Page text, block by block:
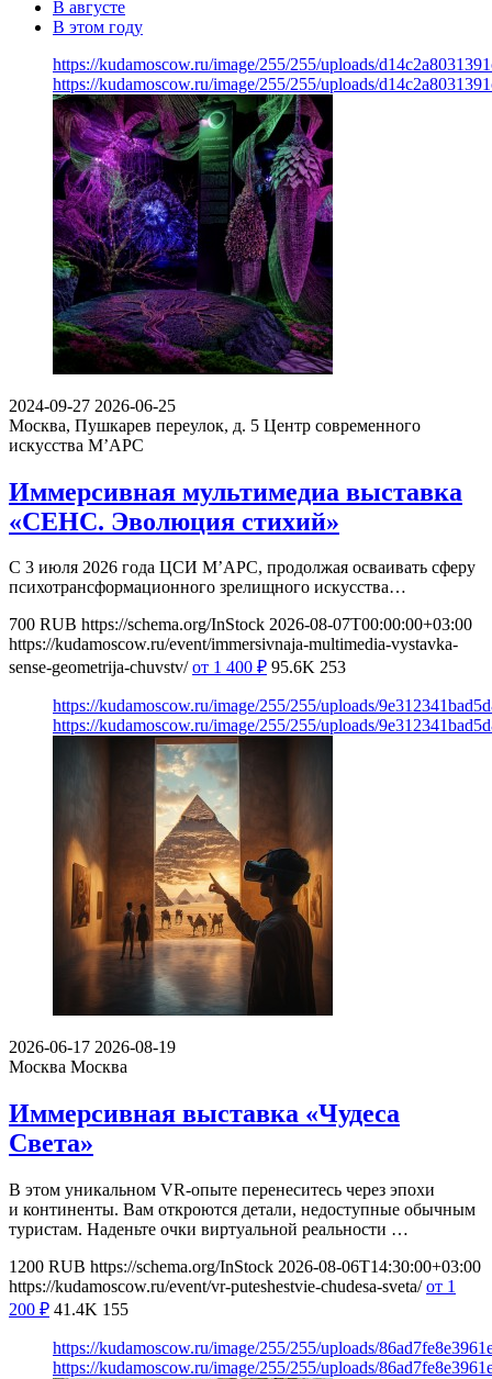
В августе
В этом году
https://kudamoscow.ru/image/255/255/uploads/
https://kudamoscow.ru/image/255/255/uploads/
2024-09-27 2026-06-25
Москва, Пушкарев переулок, д. 5 Центр современного
искусства М’АРС
Иммерсивная мультимедиа выставка
«СЕНС. Эволюция стихий»
С 3 июля 2026 года ЦСИ М’АРС, продолжая осваивать сферу
психотрансформационного зрелищного искусства…
700 RUB https://schema.org/InStock 2026-08-07T00:00:00+03:00
https://kudamoscow.ru/event/immersivnaja-multimedia-vystavka-
sense-geometrija-chuvstv/ от 1 400 ₽ 95.6K 253
https://kudamoscow.ru/image/255/255/uploads/
https://kudamoscow.ru/image/255/255/uploads/
2026-06-17 2026-08-19
Москва Москва
Иммерсивная выставка «Чудеса
Света»
В этом уникальном VR-опыте перенеситесь через эпохи
и континенты. Вам откроются детали, недоступные обычным
туристам. Наденьте очки виртуальной реальности …
1200 RUB https://schema.org/InStock 2026-08-06T14:30:00+03:00
https://kudamoscow.ru/event/vr-puteshestvie-chudesa-sveta/ от 1
200 ₽ 41.4K 155
https://kudamoscow.ru/image/255/255/uploads/
https://kudamoscow.ru/image/255/255/uploads/